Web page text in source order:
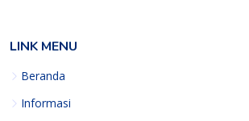
LINK MENU
Beranda
Informasi